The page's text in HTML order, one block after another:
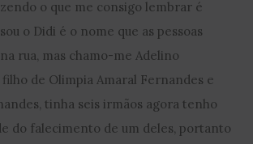
o que me consigo lembrar é
o Didi é o nome que as pessoas
rua, mas chamo-me Adelino
de Olimpia Amaral Fernandes e
tinha seis irmãos agora tenho
do falecimento de um deles, portanto